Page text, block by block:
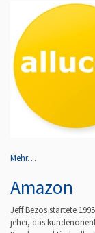
Mehr…
Amazon
Jeff Bezos startete
jeher, das